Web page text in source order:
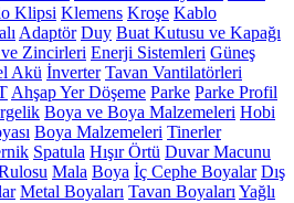
Klipsi Klemens Kroşe Kablo
Adaptör Duy Buat Kutusu ve Kapağı
ve Zincirleri Enerji Sistemleri Güneş
Akü İnverter Tavan Vantilatörleri
Ahşap Yer Döşeme Parke Parke Profil
Boya ve Boya Malzemeleri Hobi
Boya Malzemeleri Tinerler
Spatula Hışır Örtü Duvar Macunu
Mala Boya İç Cephe Boyalar Dış
Metal Boyaları Tavan Boyaları Yağlı